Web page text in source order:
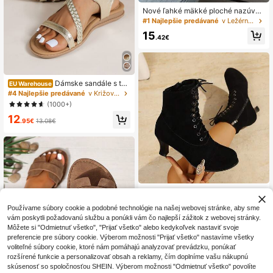
EU Warehouse Dámske sandále s tka
ným detailom a remienkom, módne
ploché kovové ležérne sandále
#4 Najlepšie predávané
v Križovatka Dámske sandále
(1000+)
12.95€ 13.08€
Nové ľahké mäkké ploché nazúvac
ie topánky veľkých veľkostí, univer
zálne na všetky sezóny, pohodlné, j
ednofarebné, s kovovou prackou, s
nie
#1 Najlepšie predávané v Ležérne Dámske ležérne topánky
15.42€
my v westernovom štýle z netkané
ho materiálu s kovovými očkami, šn
urovaním a bočným zípom, do kanc
elárie, na jeseň/zimu
18.51€
Používame súbory cookie a podobné technológie na našej webovej stránke, aby sme
vám poskytli požadovanú službu a ponúkli vám čo najlepší zážitok z webovej stránky.
Môžete si "Odmietnuť všetko", "Prijať všetko" alebo kedykoľvek nastaviť svoje
preferencie pre súbory cookie. Výberom možnosti "Prijať všetko" nastavíme všetky
voliteľné súbory cookie, ktoré nám pomáhajú analyzovať prevádzku, ponúkať
rozšírené funkcie a personalizovať obsah a reklamy, čím doplníme vašu nákupnú
skúsenosť so spoločnosťou SHEIN. Výberom možnosti "Odmietnuť všetko" povolíte